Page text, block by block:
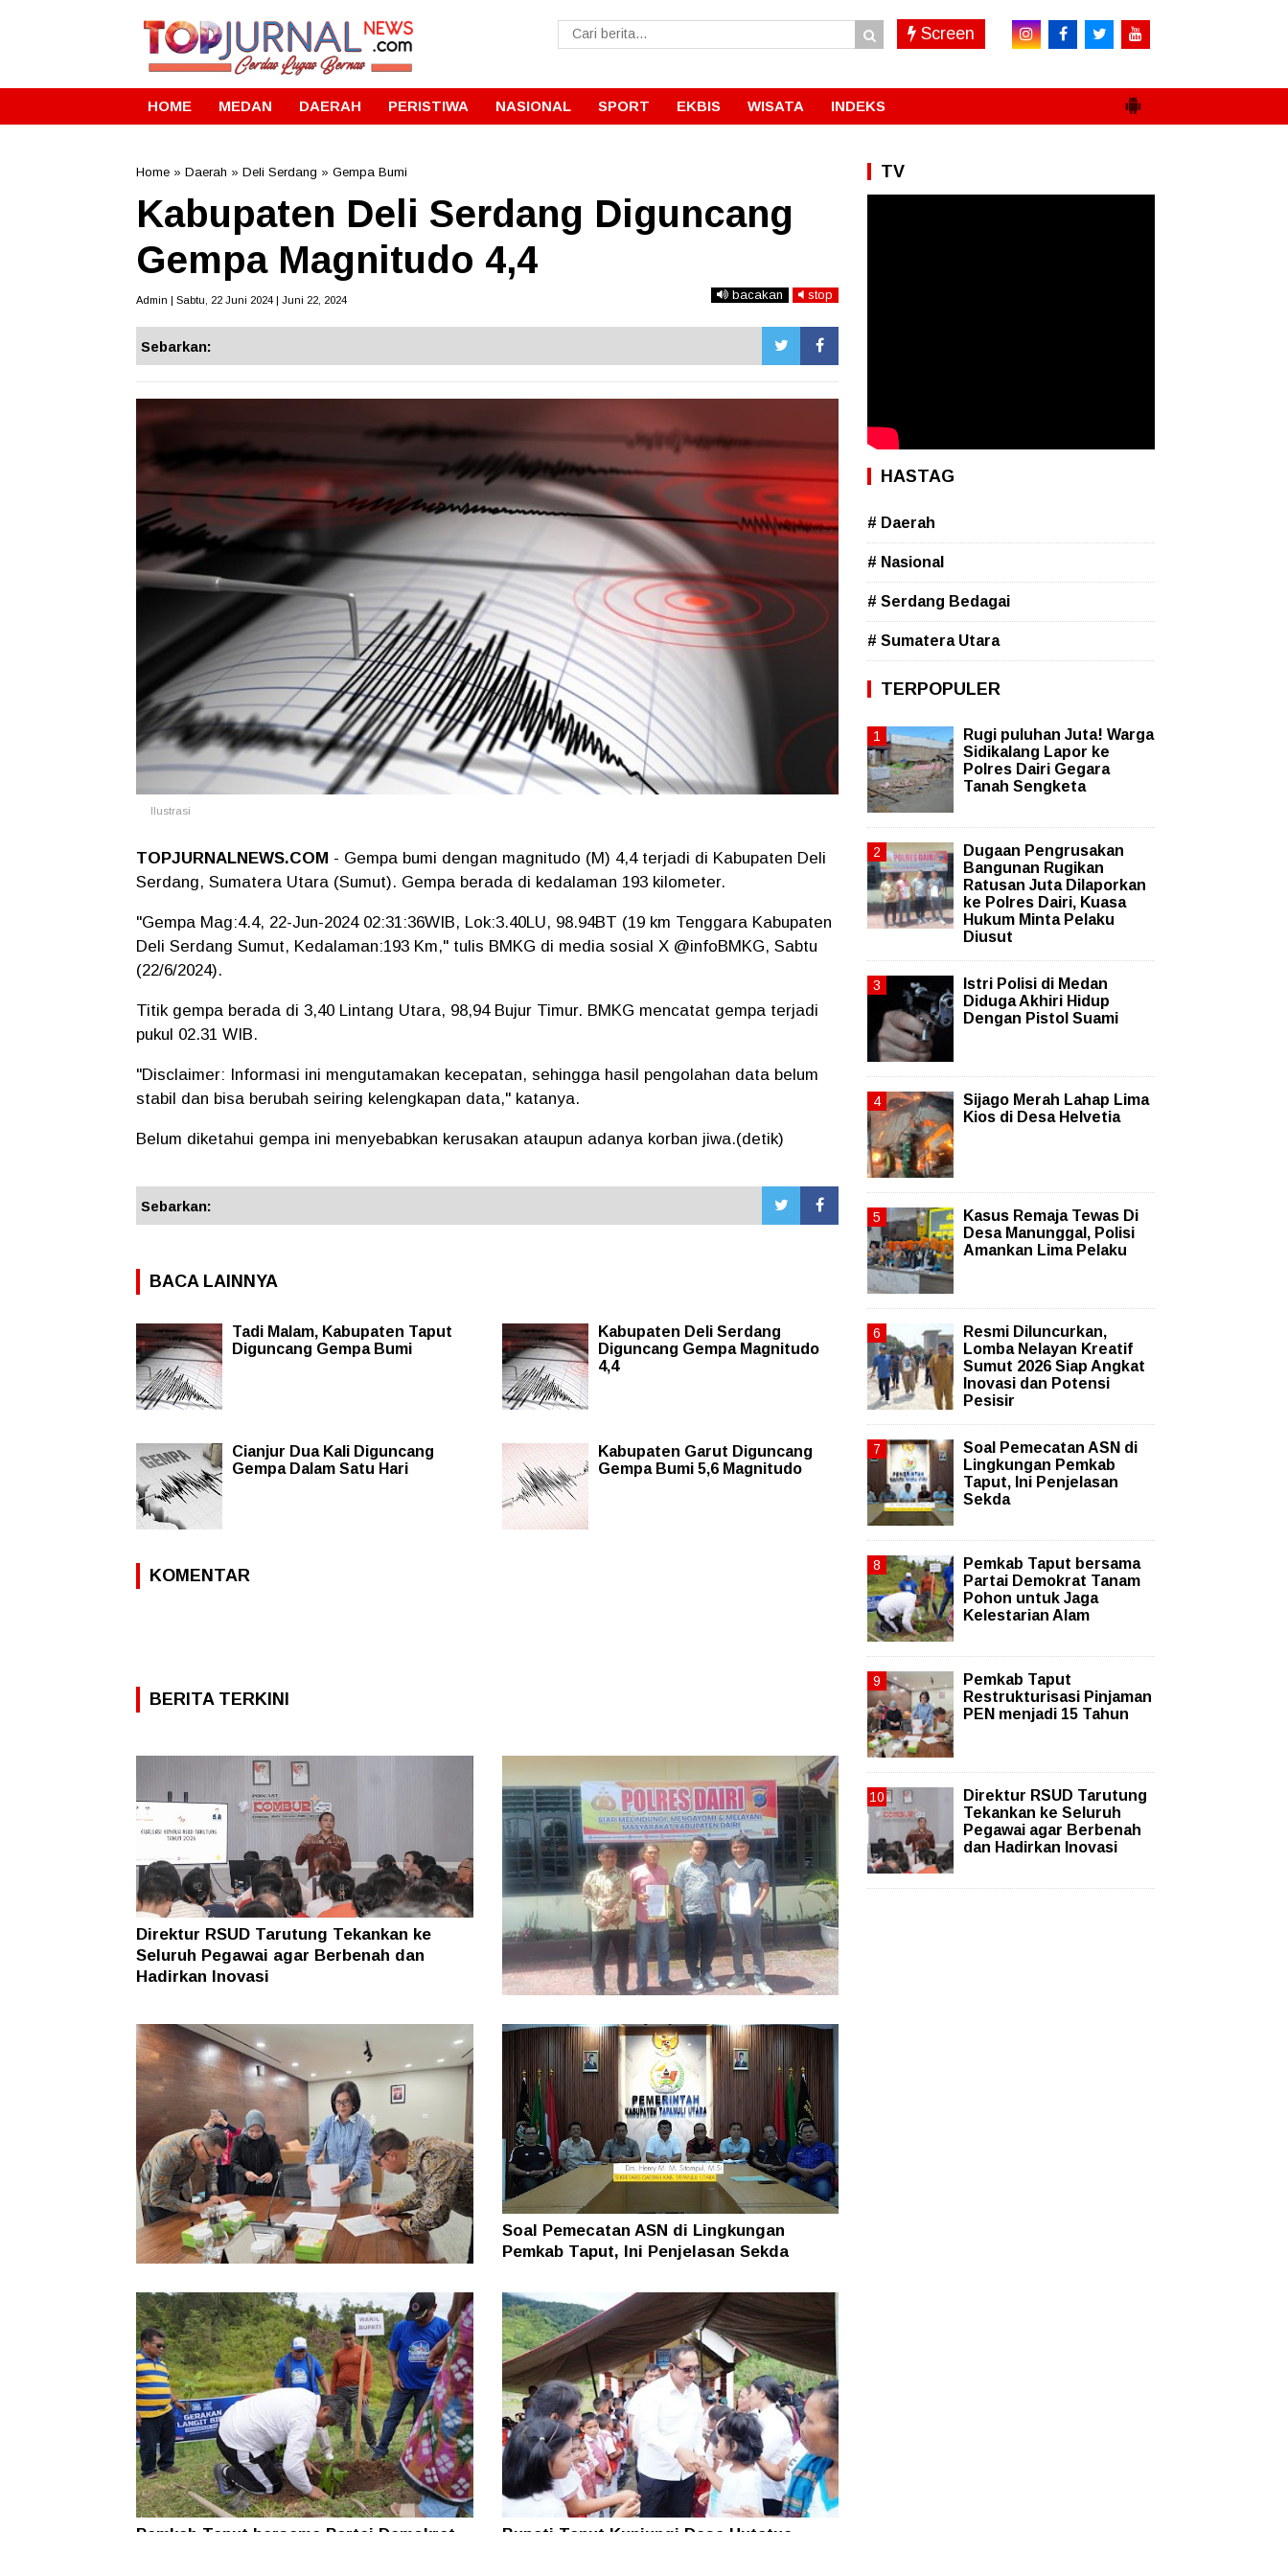
Screen
HOME MEDAN DAERAH PERISTIWA NASIONAL SPORT EKBIS WISATA INDEKS
Home » Daerah » Deli Serdang » Gempa Bumi
Kabupaten Deli Serdang Diguncang
Gempa Magnitudo 4,4
Admin | Sabtu, 22 Juni 2024 | Juni 22, 2024 bacakan stop
Sebarkan:
Ilustrasi
TOPJURNALNEWS.COM - Gempa bumi dengan magnitudo (M) 4,4 terjadi di Kabupaten Deli
Serdang, Sumatera Utara (Sumut). Gempa berada di kedalaman 193 kilometer.
"Gempa Mag:4.4, 22-Jun-2024 02:31:36WIB, Lok:3.40LU, 98.94BT (19 km Tenggara Kabupaten
Deli Serdang Sumut, Kedalaman:193 Km," tulis BMKG di media sosial X @infoBMKG, Sabtu
(22/6/2024).
Titik gempa berada di 3,40 Lintang Utara, 98,94 Bujur Timur. BMKG mencatat gempa terjadi
pukul 02.31 WIB.
"Disclaimer: Informasi ini mengutamakan kecepatan, sehingga hasil pengolahan data belum
stabil dan bisa berubah seiring kelengkapan data," katanya.
Belum diketahui gempa ini menyebabkan kerusakan ataupun adanya korban jiwa.(detik)
Sebarkan:
BACA LAINNYA
Tadi Malam, Kabupaten Taput
Diguncang Gempa Bumi
Kabupaten Deli Serdang
Diguncang Gempa Magnitudo
4,4
Cianjur Dua Kali Diguncang
Gempa Dalam Satu Hari
Kabupaten Garut Diguncang
Gempa Bumi 5,6 Magnitudo
KOMENTAR
BERITA TERKINI
Direktur RSUD Tarutung Tekankan ke
Seluruh Pegawai agar Berbenah dan
Hadirkan Inovasi
Dugaan Pengrusakan Bangunan Rugikan
Ratusan Juta Dilaporkan ke Polres Dairi,
Kuasa Hukum Minta Pelaku Diusut
Pemkab Taput Restrukturisasi Pinjaman
PEN menjadi 15 Tahun‎
Soal Pemecatan ASN di Lingkungan
Pemkab Taput, Ini Penjelasan Sekda
Pemkab Taput bersama Partai Demokrat
Bupati Taput Kunjungi Desa Hutatua
TV
HASTAG
# Daerah
# Nasional
# Serdang Bedagai
# Sumatera Utara
TERPOPULER
Rugi puluhan Juta! Warga
Sidikalang Lapor ke
Polres Dairi Gegara
Tanah Sengketa
Dugaan Pengrusakan
Bangunan Rugikan
Ratusan Juta Dilaporkan
ke Polres Dairi, Kuasa
Hukum Minta Pelaku
Diusut
Istri Polisi di Medan
Diduga Akhiri Hidup
Dengan Pistol Suami
Sijago Merah Lahap Lima
Kios di Desa Helvetia
Kasus Remaja Tewas Di
Desa Manunggal, Polisi
Amankan Lima Pelaku
Resmi Diluncurkan,
Lomba Nelayan Kreatif
Sumut 2026 Siap Angkat
Inovasi dan Potensi
Pesisir
Soal Pemecatan ASN di
Lingkungan Pemkab
Taput, Ini Penjelasan
Sekda
Pemkab Taput bersama
Partai Demokrat Tanam
Pohon untuk Jaga
Kelestarian Alam
Pemkab Taput
Restrukturisasi Pinjaman
PEN menjadi 15 Tahun‎
Direktur RSUD Tarutung
Tekankan ke Seluruh
Pegawai agar Berbenah
dan Hadirkan Inovasi